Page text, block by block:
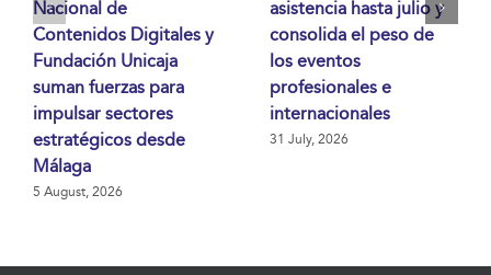
Nacional de
Contenidos Digitales y
Fundación Unicaja
suman fuerzas para
impulsar sectores
estratégicos desde
Málaga
5 August, 2026
asistencia hasta julio y
consolida el peso de
los eventos
profesionales e
internacionales
31 July, 2026